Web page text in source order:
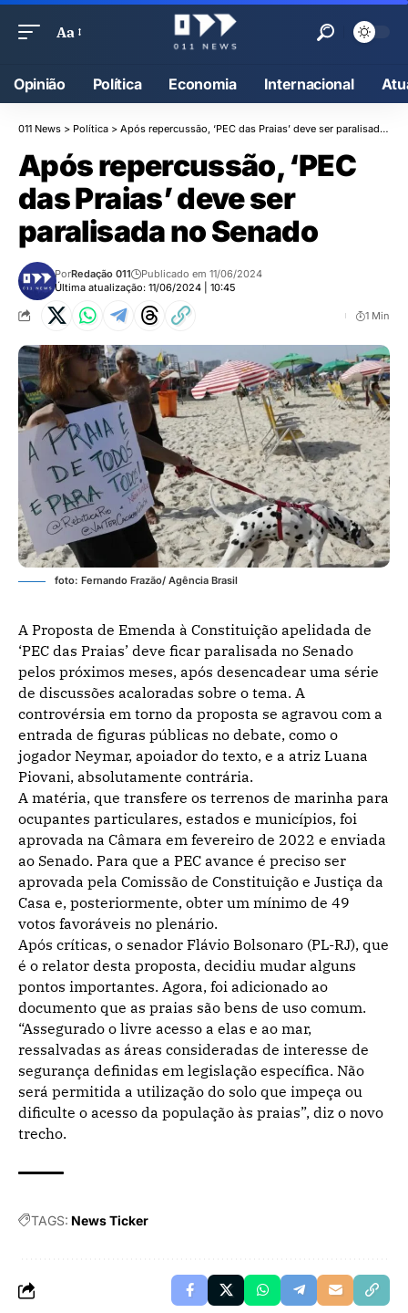
Aa
Opinião Política Economia Internacional
011 News > Política > Após repercussão, ‘PEC das Praias’ deve ser paralisada no Senado
Após repercussão, ‘PEC
das Praias’ deve ser
paralisada no Senado
Última atualização: 11/06/2024 | 10:45
PorRedação 011 Publicado em 11/06/2024
1 Min
foto: Fernando Frazão/ Agência Brasil
A Proposta de Emenda à Constituição apelidada de
‘PEC das Praias’ deve ficar paralisada no Senado
pelos próximos meses, após desencadear uma série
de discussões acaloradas sobre o tema. A
controvérsia em torno da proposta se agravou com a
entrada de figuras públicas no debate, como o
jogador Neymar, apoiador do texto, e a atriz Luana
Piovani, absolutamente contrária.
A matéria, que transfere os terrenos de marinha para
ocupantes particulares, estados e municípios, foi
aprovada na Câmara em fevereiro de 2022 e enviada
ao Senado. Para que a PEC avance é preciso ser
aprovada pela Comissão de Constituição e Justiça da
Casa e, posteriormente, obter um mínimo de 49
votos favoráveis no plenário.
Após críticas, o senador Flávio Bolsonaro (PL-RJ), que
é o relator desta proposta, decidiu mudar alguns
pontos importantes. Agora, foi adicionado ao
documento que as praias são bens de uso comum.
“Assegurado o livre acesso a elas e ao mar,
ressalvadas as áreas consideradas de interesse de
segurança definidas em legislação específica. Não
será permitida a utilização do solo que impeça ou
dificulte o acesso da população às praias”, diz o novo
trecho.
TAGS: News Ticker